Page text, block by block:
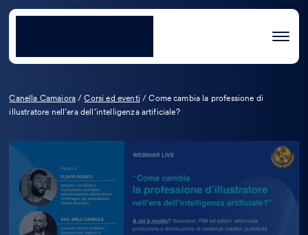
Canella Camaiora /Corsi ed eventi /Come cambia la professione di
illustratore nell’era dell’intelligenza artificiale?